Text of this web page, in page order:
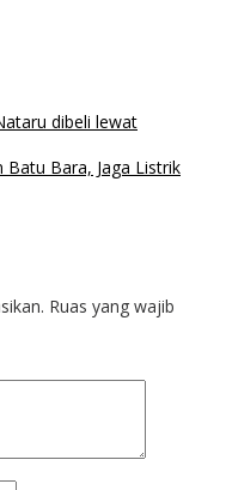
dibeli lewat
Batu Bara, Jaga Listrik
Ruas yang wajib